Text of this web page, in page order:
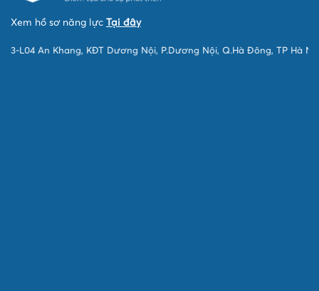
Xem hồ sơ năng lực Tại đây
An Khang, KĐT Dương Nội, P.Dương Nội, Q.Hà Đông, TP Hà Nội.